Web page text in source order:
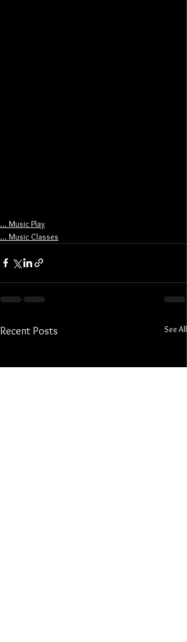
... Music Play
... Music Classes
Recent Posts See All